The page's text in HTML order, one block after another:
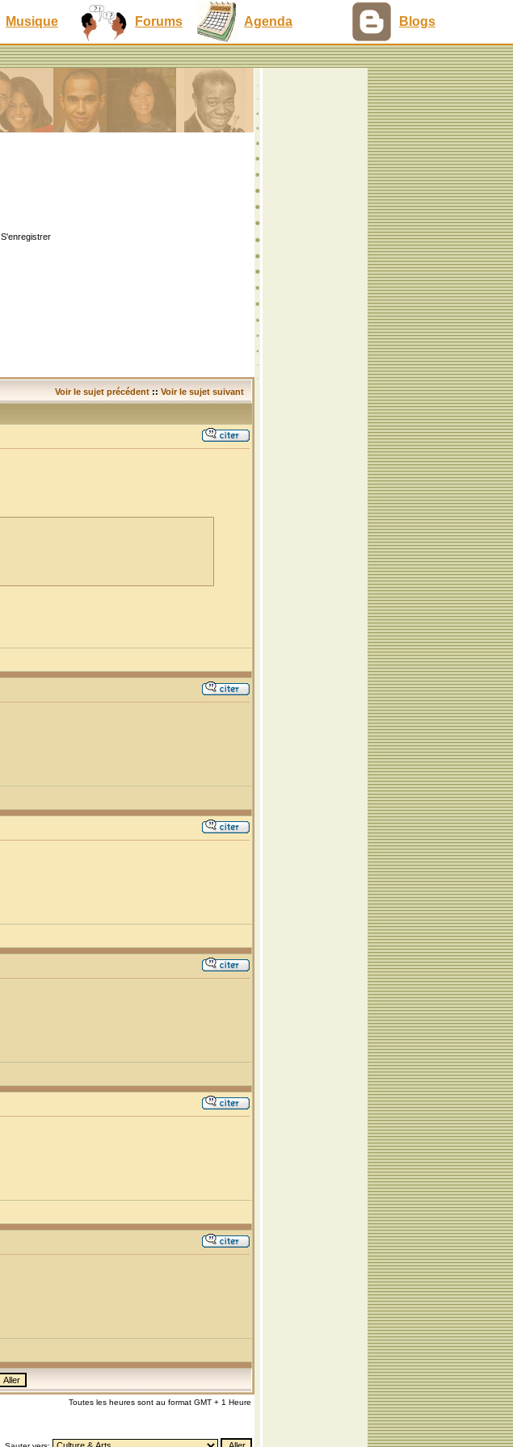
Musique Forums Agenda Blogs
S'enregistrer
Voir le sujet précédent :: Voir le sujet suivant
Toutes les heures sont au format GMT + 1 Heure